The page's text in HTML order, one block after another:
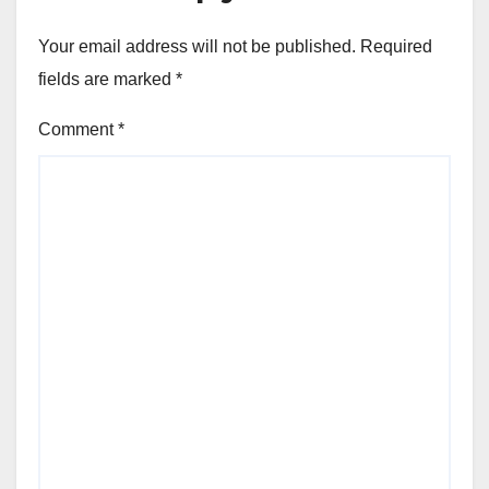
Your email address will not be published. Required
fields are marked *
Comment*